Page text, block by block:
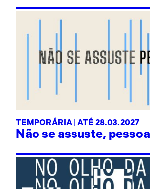
TEMPORÁRIA | ATÉ 28.03.2027
Não se assuste, pessoa